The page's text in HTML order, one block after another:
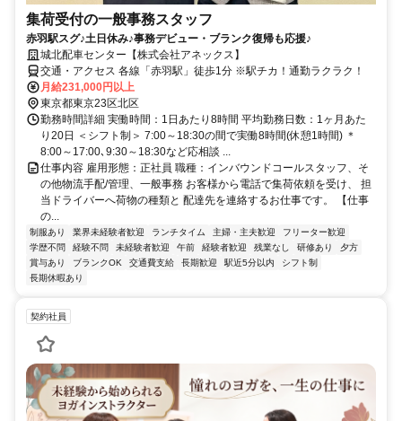
集荷受付の一般事務スタッフ
赤羽駅スグ♪土日休み♪事務デビュー・ブランク復帰も応援♪
城北配車センター【株式会社アネックス】
交通・アクセス 各線「赤羽駅」徒歩1分 ※駅チカ！通勤ラクラク！
月給231,000円以上
東京都東京23区北区
勤務時間詳細 実働時間：1日あたり8時間 平均勤務日数：1ヶ月あた
り20日 ＜シフト制＞ 7:00～18:30の間で実働8時間(休憩1時間) ＊
8:00～17:00､9:30～18:30など応相談 ...
仕事内容 雇用形態：正社員 職種：インバウンドコールスタッフ、そ
の他物流手配/管理、一般事務 お客様から電話で集荷依頼を受け、 担
当ドライバーへ荷物の種類と 配達先を連絡するお仕事です。 【仕事
の...
制服あり 業界未経験者歓迎 ランチタイム 主婦・主夫歓迎
フリーター歓迎
学歴不問
経験不問 未経験者歓迎 午前 経験者歓迎 残業なし 研修あり
夕方
賞与あり
ブランクOK 交通費支給 長期歓迎 駅近5分以内
シフト制
長期休暇あり
契約社員